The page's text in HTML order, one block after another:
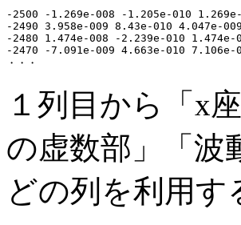
-2500 -1.269e-008 -1.205e-010
-2490 3.958e-009 8.43e-010 4.047e-009
-2480 1.474e-008 -2.239e-010 1.474e-
-2470 -7.091e-009 4.663e-010 7.106e-
１列目から「x
の虚数部」「波
どの列を利用